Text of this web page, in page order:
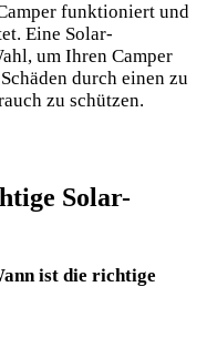
funktioniert ‌und
Eine Solar-
⁤um Ihren Camper‍
durch einen​ zu
zu schützen.
Solar-
ist die ‌richtige